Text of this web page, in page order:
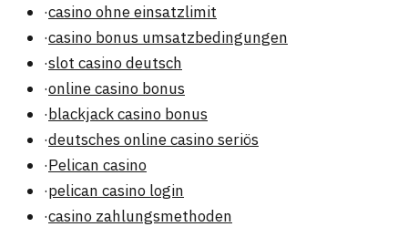
·casino ohne einsatzlimit
·casino bonus umsatzbedingungen
·slot casino deutsch
·online casino bonus
·blackjack casino bonus
·deutsches online casino seriös
·Pelican casino
·pelican casino login
·casino zahlungsmethoden